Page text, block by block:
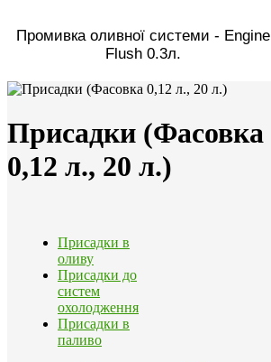
Промивка оливної системи - Engine
Flush 0.3л.
Присадки (Фасовка
0,12 л., 20 л.)
Присадки в
оливу
Присадки до
систем
охолодження
Присадки в
паливо